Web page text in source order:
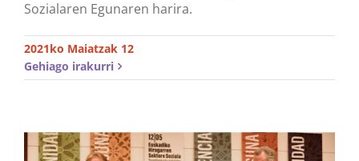
Sozialaren Egunaren harira.
2021ko Maiatzak 12
Gehiago irakurri